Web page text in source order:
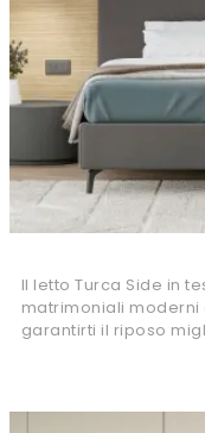
Il letto Turca Side in
matrimoniali moderni
garantirti il riposo